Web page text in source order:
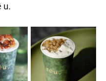
u.‌‌